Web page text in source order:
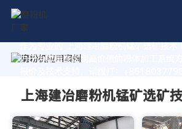
作为专业的 上海建冶磨粉机锰矿选矿技术
力于为您量身定制高价值的粉体加工系统
上海建冶磨粉机锰矿选矿